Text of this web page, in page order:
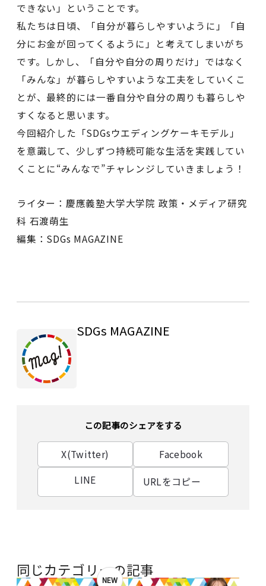
できない」ということです。
私たちは日頃、「自分が暮らしやすいように」「自
分にお金が回ってくるように」と考えてしまいがち
です。しかし、「自分や自分の周りだけ」ではなく
「みんな」が暮らしやすいような工夫をしていくこ
とが、最終的には一番自分や自分の周りも暮らしや
すくなると思います。
今回紹介した「SDGsウエディングケーキモデル」
を意識して、少しずつ持続可能な生活を実践してい
くことに“みんなで”チャレンジしていきましょう！
ライター：慶應義塾大学大学院 政策・メディア研究
科 石渡萌生
編集：SDGs MAGAZINE
SDGs MAGAZINE
この記事のシェアをする
X(Twitter)
Facebook
LINE
URLをコピー
同じカテゴリーの記事
NEW